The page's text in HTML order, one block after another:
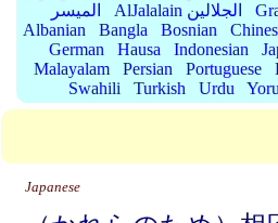
الميسر
AlJalalain الجلالين
Albanian
Bangla Bosnian
German
Hausa Indonesian
Malayalam
Persian Portuguese
Swahili
Turkish Urdu
Japanese